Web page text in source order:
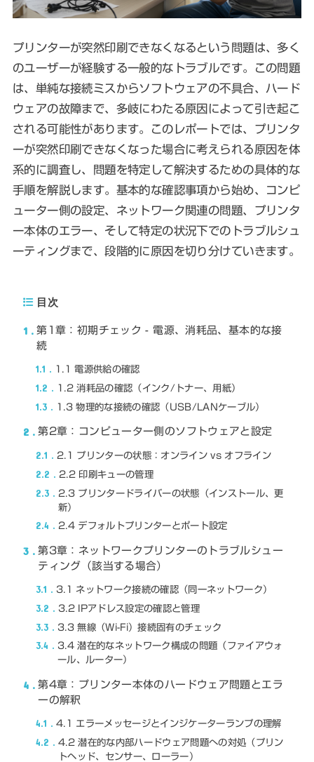
プリンターが突然印刷できなくなるという問題は、多く
のユーザーが経験する一般的なトラブルです。この問題
は、単純な接続ミスからソフトウェアの不具合、ハード
ウェアの故障まで、多岐にわたる原因によって引き起こ
される可能性があります。このレポートでは、プリンタ
ーが突然印刷できなくなった場合に考えられる原因を体
系的に調査し、問題を特定して解決するための具体的な
手順を解説します。基本的な確認事項から始め、コンピ
ューター側の設定、ネットワーク関連の問題、プリンタ
ー本体のエラー、そして特定の状況下でのトラブルシュ
ーティングまで、段階的に原因を切り分けていきます。
目次
1
第1章：初期チェック - 電源、消耗品、基本的な接
続
1.1 1.1 電源供給の確認
1.2 1.2 消耗品の確認（インク/トナー、用紙）
1.3 1.3 物理的な接続の確認（USB/LANケーブル）
2 第2章：コンピューター側のソフトウェアと設定
2.1 2.1 プリンターの状態：オンライン vs オフライン
2.2 2.2 印刷キューの管理
2.3
2.3 プリンタードライバーの状態（インストール、更
新）
2.4 2.4 デフォルトプリンターとポート設定
3
第3章：ネットワークプリンターのトラブルシュー
ティング（該当する場合）
3.1 3.1 ネットワーク接続の確認（同一ネットワーク）
3.2 3.2 IPアドレス設定の確認と管理
3.3 3.3 無線（Wi-Fi）接続固有のチェック
3.4
3.4 潜在的なネットワーク構成の問題（ファイアウォ
ール、ルーター）
4
第4章：プリンター本体のハードウェア問題とエラ
ーの解釈
4.1 4.1 エラーメッセージとインジケーターランプの理解
4.2
4.2 潜在的な内部ハードウェア問題への対処（プリン
トヘッド、センサー、ローラー）